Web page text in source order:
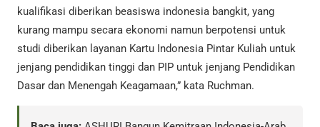
kualifikasi diberikan beasiswa indonesia bangkit, yang
kurang mampu secara ekonomi namun berpotensi untuk
studi diberikan layanan Kartu Indonesia Pintar Kuliah untuk
jenjang pendidikan tinggi dan PIP untuk jenjang Pendidikan
Dasar dan Menengah Keagamaan,” kata Ruchman.